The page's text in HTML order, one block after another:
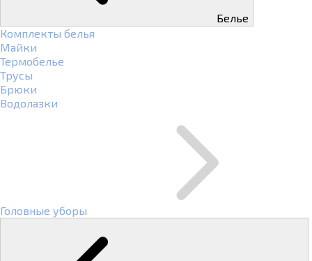
Белье
Комплекты белья
Майки
Термобелье
Трусы
Брюки
Водолазки
Головные уборы